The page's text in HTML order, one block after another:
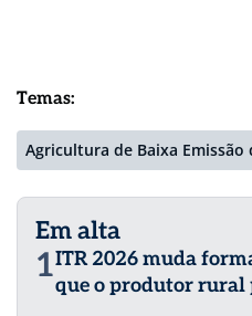
Temas:
Agricultura de Baixa Emissão
Em alta
1ITR 2026 muda
que o produtor rural